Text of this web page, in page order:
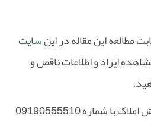
مطالعه این مقاله در اینسایت
ایراد و اطلاعات ناقص و
برای مشاوره و خرید و فروش املاک با شماره 09190555510